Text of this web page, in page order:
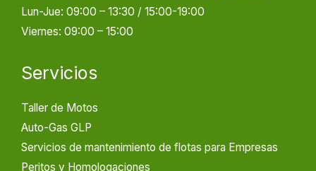
Lun-Jue: 09:00 – 13:30 / 15:00-19:00
Viernes: 09:00 – 15:00
Servicios
Taller de Motos
Auto-Gas GLP
Servicios de mantenimiento de flotas para Empresas
Peritos y Homologaciones